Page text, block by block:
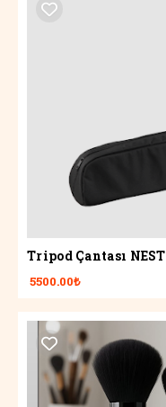
Tripod Çantası NEST
5500.00₺